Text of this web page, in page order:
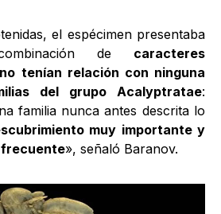
el espécimen presentaba
de caracteres
tenían relación con ninguna
del grupo Acalyptratae:
familia nunca antes descrita lo
muy importante y
frecuente», señaló Baranov.